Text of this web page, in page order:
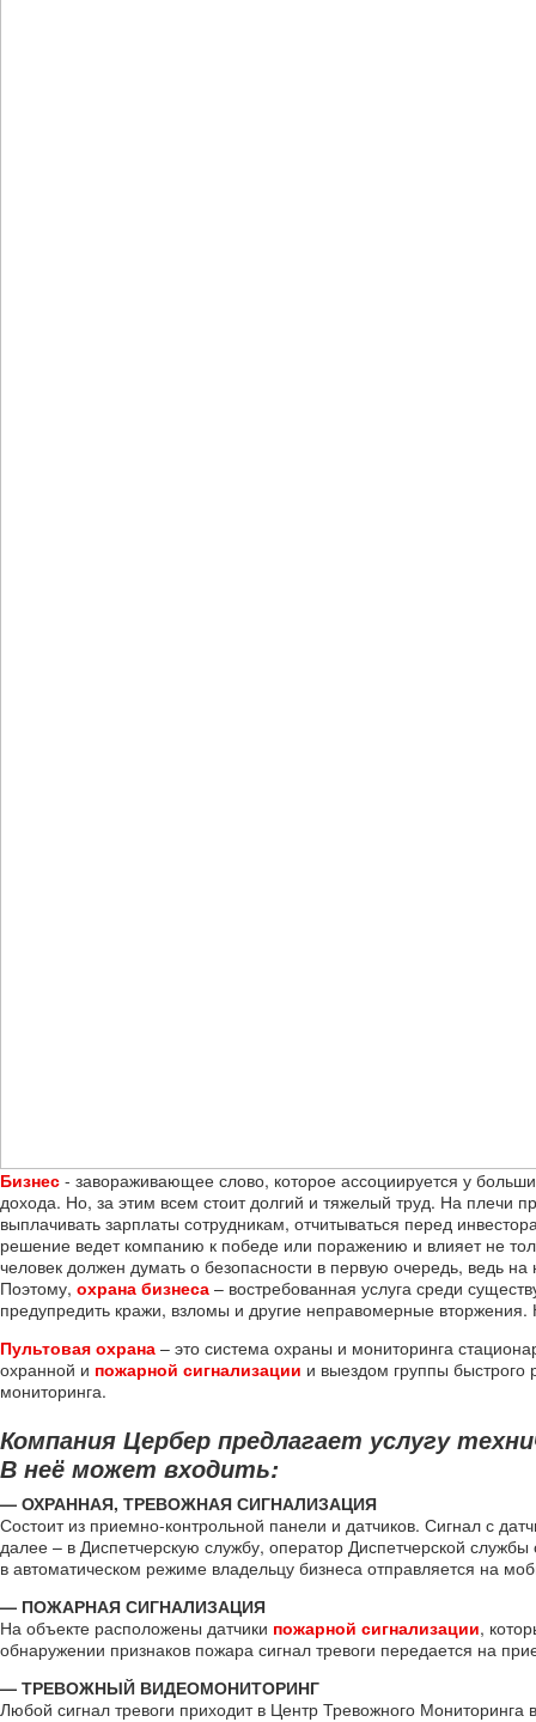
Бизнес - завораживающее слово, которое ассоциируется у
дохода. Но, за этим всем стоит долгий и тяжелый труд. На плечи
выплачивать зарплаты сотрудникам, отчитываться перед
решение ведет компанию к победе или поражению и влияет не
человек должен думать о безопасности в первую очередь, ведь
Поэтому, охрана бизнеса – востребованная услуга среди
предупредить кражи, взломы и другие неправомерные
Пультовая охрана – это система охраны и мониторинга
охранной и пожарной сигнализации и выездом группы быстрого
мониторинга.
Компания Цербер предлагает услугу
В неё может входить:
— ОХРАННАЯ, ТРЕВОЖНАЯ СИГНАЛИЗАЦИЯ
Состоит из приемно-контрольной панели и датчиков. Сигнал с
далее – в Диспетчерскую службу, оператор Диспетчерской
в автоматическом режиме владельцу бизнеса отправляется на
— ПОЖАРНАЯ СИГНАЛИЗАЦИЯ
На объекте расположены датчики пожарной сигнализации,
обнаружении признаков пожара сигнал тревоги передается на
— ТРЕВОЖНЫЙ ВИДЕОМОНИТОРИНГ
Любой сигнал тревоги приходит в Центр Тревожного Мониторинга